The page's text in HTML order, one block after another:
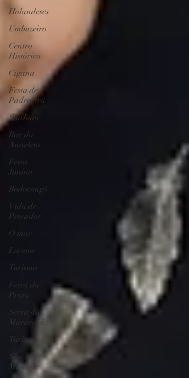
Holandeses
Umbuzeiro
Centro
Histórico
Cigana
Festa de
Padroeira
SãoJoão
Bar do
Anacleto
Festa
Junina
Bodocongó
Vida de
Pescador
O mar
Lucena
Turismo
Feira da
Prata
Serra do
Maracajá
Turismo
São
Mamede